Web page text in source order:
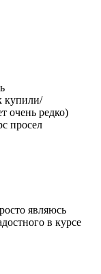
купили/
очень редко)
просел
являюсь
в курсе